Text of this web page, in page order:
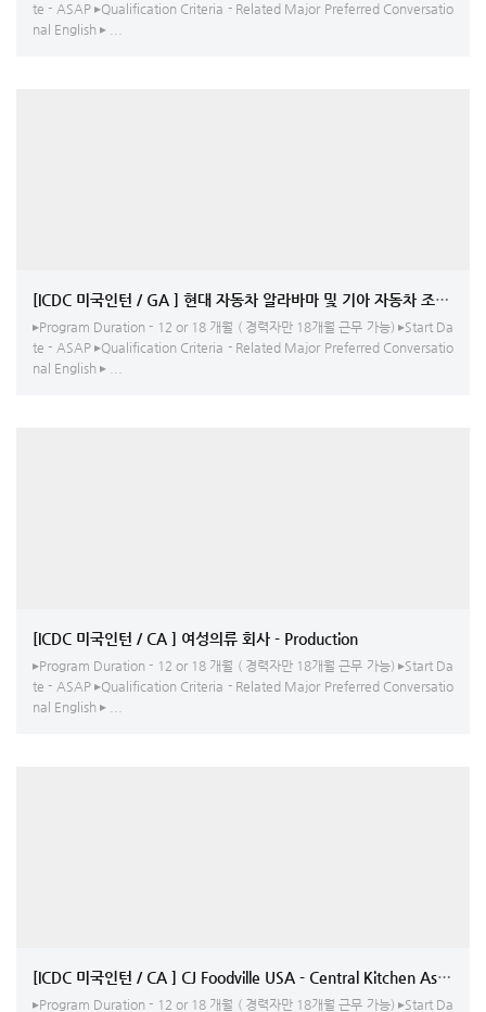
te - ASAP ▸Qualification Criteria - Related Major Preferred Conversatio
nal English ▸ ...
[ICDC 미국인턴 / GA ] 현대 자동차 알라바마 및 기아 자동차 조지아
▸Program Duration - 12 or 18 개월 ( 경력자만 18개월 근무 가능) ▸Start Da
te - ASAP ▸Qualification Criteria - Related Major Preferred Conversatio
nal English ▸ ...
[ICDC 미국인턴 / CA ] 여성의류 회사 - Production
▸Program Duration - 12 or 18 개월 ( 경력자만 18개월 근무 가능) ▸Start Da
te - ASAP ▸Qualification Criteria - Related Major Preferred Conversatio
nal English ▸ ...
[ICDC 미국인턴 / CA ] CJ Foodville USA - Central Kitchen
▸Program Duration - 12 or 18 개월 ( 경력자만 18개월 근무 가능) ▸Start Da